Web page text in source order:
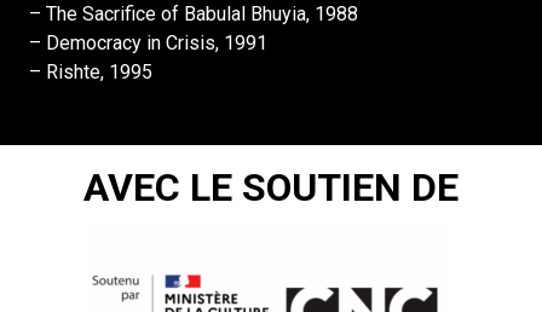
– The Sacrifice of Babulal Bhuyia, 1988
– Democracy in Crisis, 1991
– Rishte, 1995
AVEC LE SOUTIEN DE